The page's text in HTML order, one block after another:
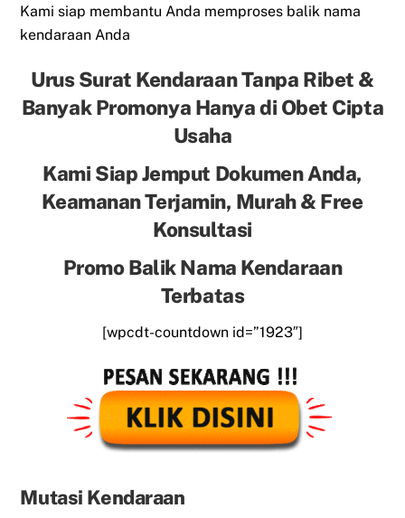
Kami siap membantu Anda memproses balik nama
kendaraan Anda
Urus Surat Kendaraan Tanpa Ribet &
Banyak Promonya Hanya di Obet Cipta
Usaha
Kami Siap Jemput Dokumen Anda,
Keamanan Terjamin, Murah & Free
Konsultasi
Promo Balik Nama Kendaraan
Terbatas
[wpcdt-countdown id=”1923″]
Mutasi Kendaraan